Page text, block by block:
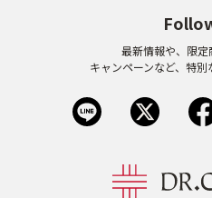
最新情報や、限
キャンペーンなど、特